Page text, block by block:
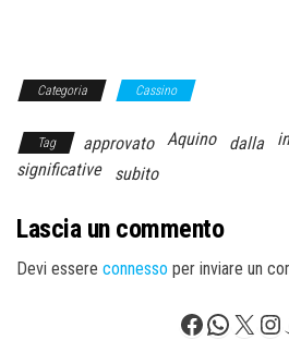
Categoria Cassino
Tag approvato Aquino dalla
significative
subito
Lascia un commento
Devi essere connesso per inviare un
Facebook
X